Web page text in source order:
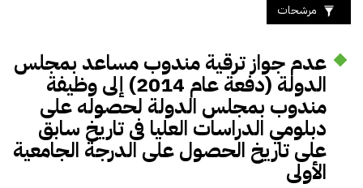
مرشحات
عدم جواز ترقية مندوب مساعد بمجلس
الدولة (دفعة عام 2014) إلى وظيفة
مندوب بمجلس الدولة لحصوله على
دبلومي الدراسات العليا فى تاريخ سابق
على تاريخ الحصول على الدرجة الجامعية
الأولى